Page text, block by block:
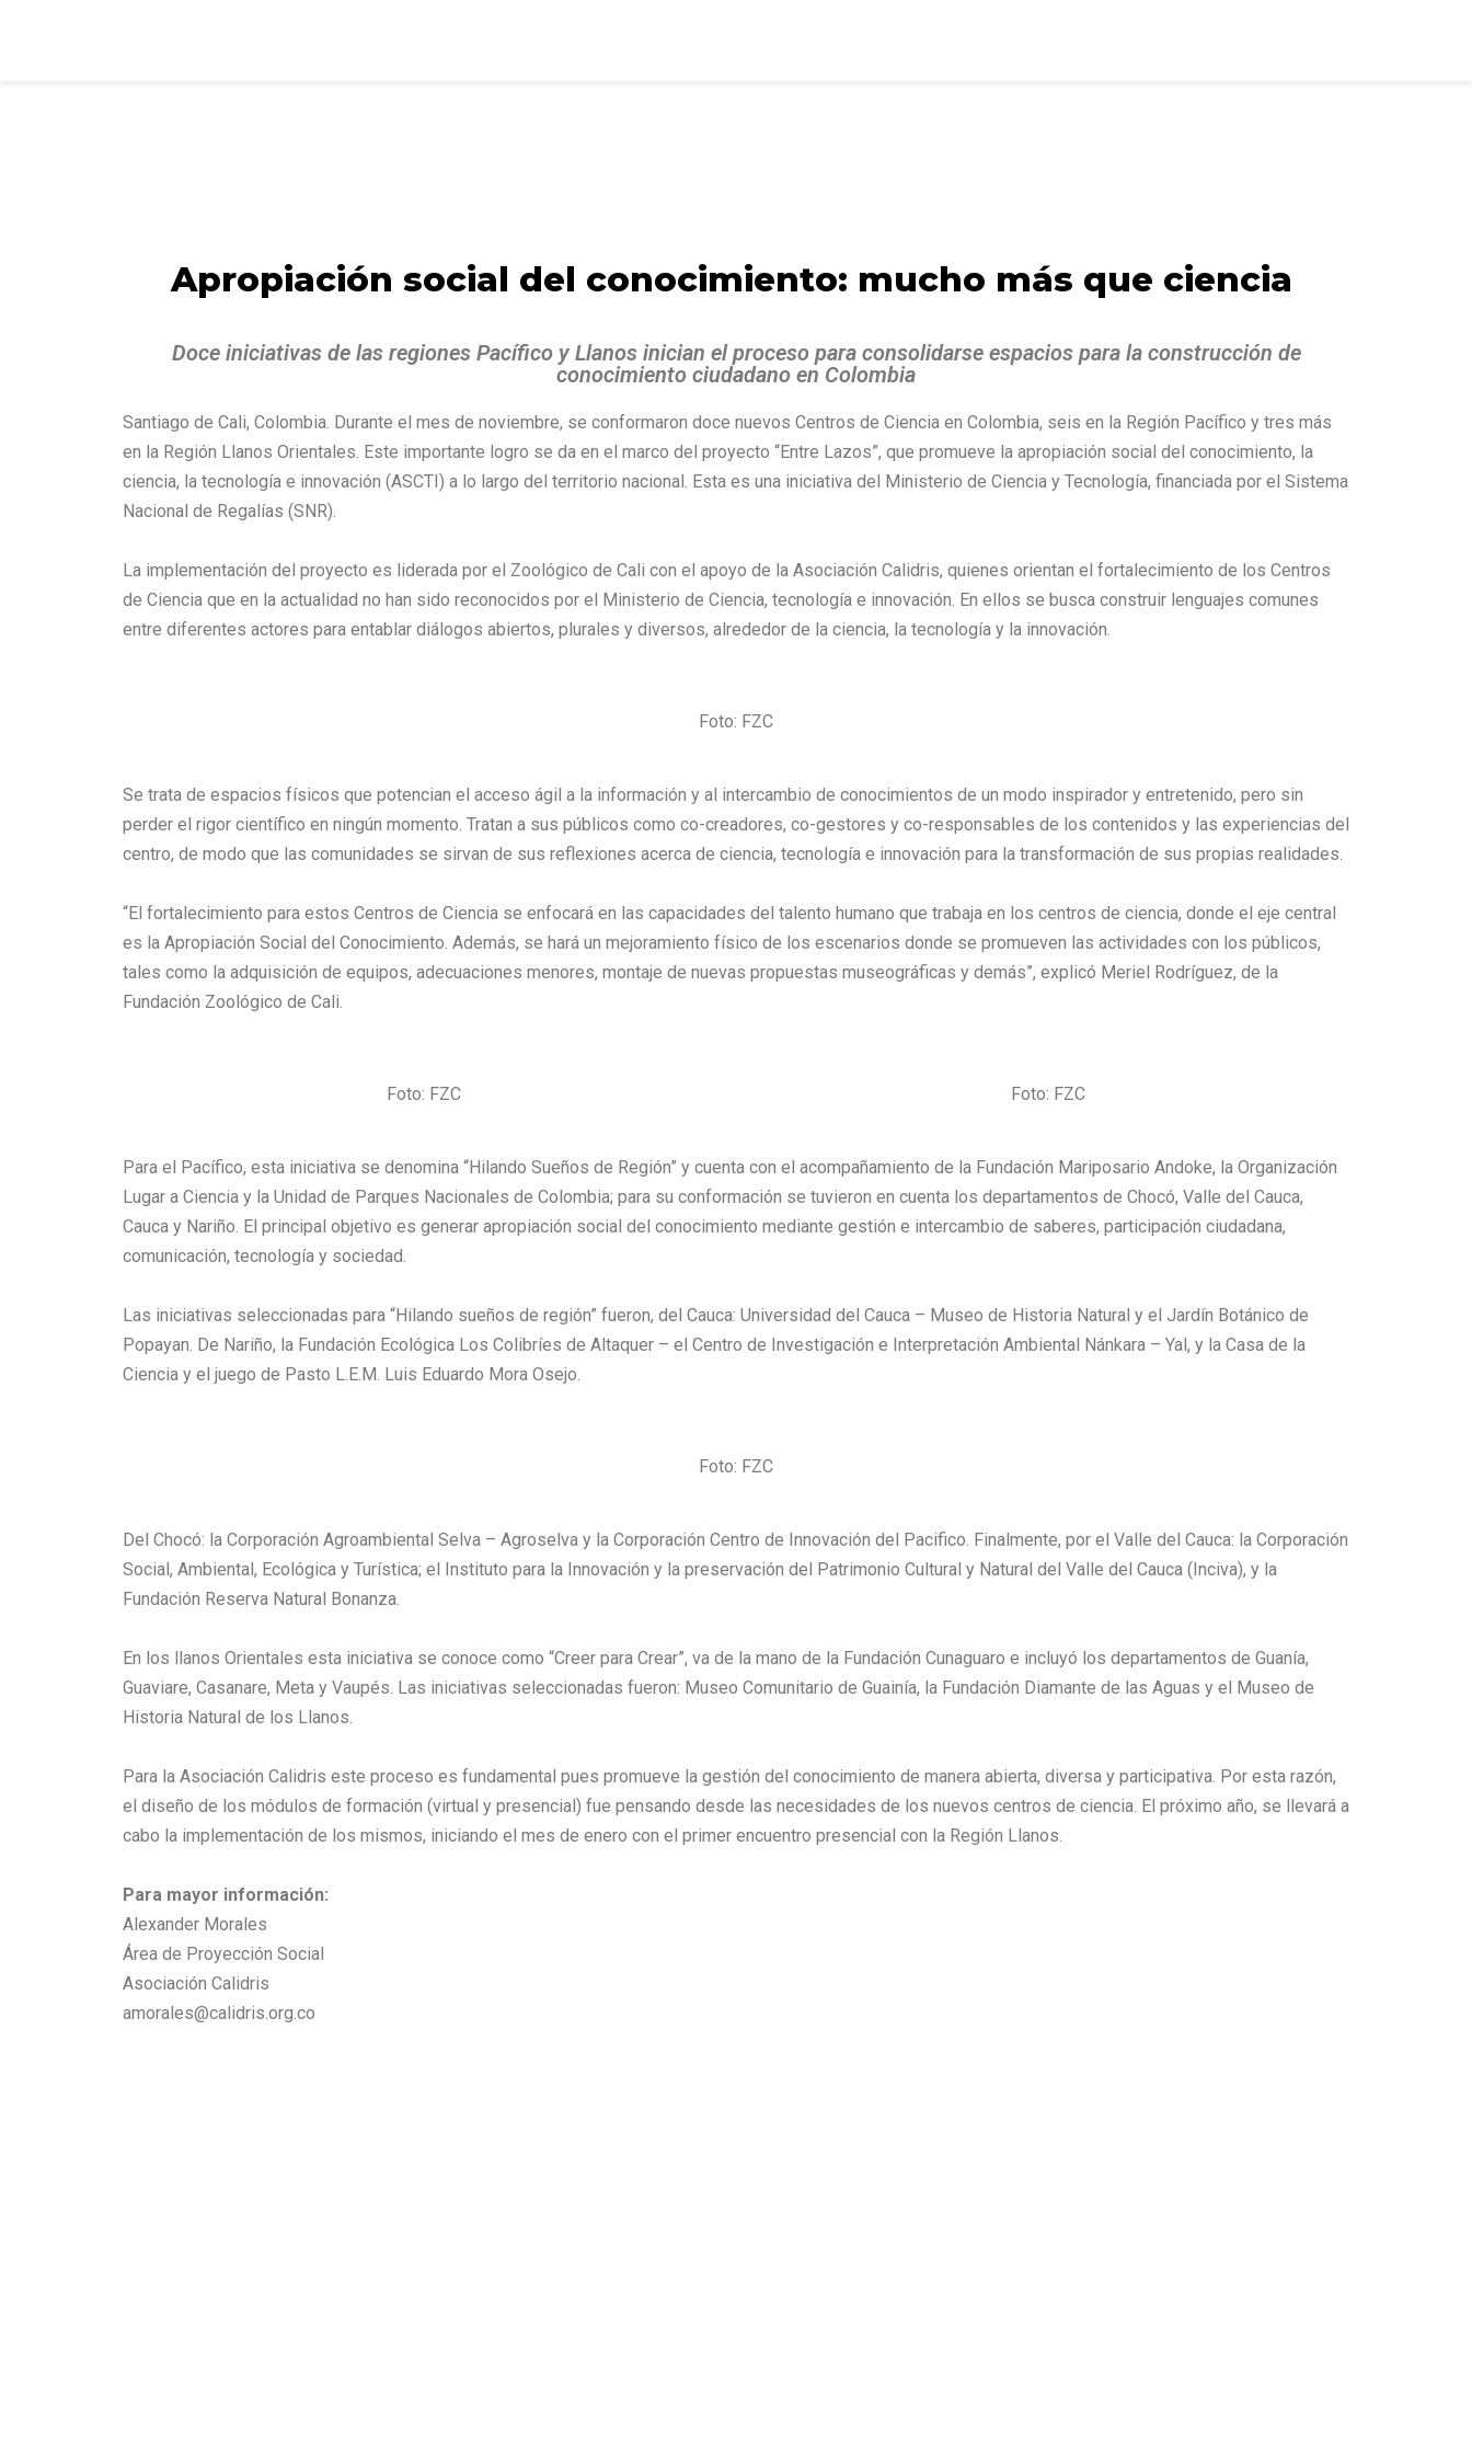
Apropiación social del conocimiento: mucho más que ciencia
Doce iniciativas de las regiones Pacífico y Llanos inician el proceso para consolidarse espacios para la construcción de
conocimiento ciudadano en Colombia
Santiago de Cali, Colombia. Durante el mes de noviembre, se conformaron doce nuevos Centros de Ciencia en Colombia, seis en la Región Pacífico y tres más
en la Región Llanos Orientales. Este importante logro se da en el marco del proyecto “Entre Lazos”, que promueve la apropiación social del conocimiento, la
ciencia, la tecnología e innovación (ASCTI) a lo largo del territorio nacional. Esta es una iniciativa del Ministerio de Ciencia y Tecnología, financiada por el Sistema
Nacional de Regalías (SNR).
La implementación del proyecto es liderada por el Zoológico de Cali con el apoyo de la Asociación Calidris, quienes orientan el fortalecimiento de los Centros
de Ciencia que en la actualidad no han sido reconocidos por el Ministerio de Ciencia, tecnología e innovación. En ellos se busca construir lenguajes comunes
entre diferentes actores para entablar diálogos abiertos, plurales y diversos, alrededor de la ciencia, la tecnología y la innovación.
Foto: FZC
Se trata de espacios físicos que potencian el acceso ágil a la información y al intercambio de conocimientos de un modo inspirador y entretenido, pero sin
perder el rigor científico en ningún momento. Tratan a sus públicos como co-creadores, co-gestores y co-responsables de los contenidos y las experiencias del
centro, de modo que las comunidades se sirvan de sus reflexiones acerca de ciencia, tecnología e innovación para la transformación de sus propias realidades.
“El fortalecimiento para estos Centros de Ciencia se enfocará en las capacidades del talento humano que trabaja en los centros de ciencia, donde el eje central
es la Apropiación Social del Conocimiento. Además, se hará un mejoramiento físico de los escenarios donde se promueven las actividades con los públicos,
tales como la adquisición de equipos, adecuaciones menores, montaje de nuevas propuestas museográficas y demás”, explicó Meriel Rodríguez, de la
Fundación Zoológico de Cali.
Foto: FZC Foto: FZC
Para el Pacífico, esta iniciativa se denomina “Hilando Sueños de Región” y cuenta con el acompañamiento de la Fundación Mariposario Andoke, la Organización
Lugar a Ciencia y la Unidad de Parques Nacionales de Colombia; para su conformación se tuvieron en cuenta los departamentos de Chocó, Valle del Cauca,
Cauca y Nariño. El principal objetivo es generar apropiación social del conocimiento mediante gestión e intercambio de saberes, participación ciudadana,
comunicación, tecnología y sociedad.
Las iniciativas seleccionadas para “Hilando sueños de región” fueron, del Cauca: Universidad del Cauca – Museo de Historia Natural y el Jardín Botánico de
Popayan. De Nariño, la Fundación Ecológica Los Colibríes de Altaquer – el Centro de Investigación e Interpretación Ambiental Nánkara – Yal, y la Casa de la
Ciencia y el juego de Pasto L.E.M. Luis Eduardo Mora Osejo.
Foto: FZC
Del Chocó: la Corporación Agroambiental Selva – Agroselva y la Corporación Centro de Innovación del Pacifico. Finalmente, por el Valle del Cauca: la Corporación
Social, Ambiental, Ecológica y Turística; el Instituto para la Innovación y la preservación del Patrimonio Cultural y Natural del Valle del Cauca (Inciva), y la
Fundación Reserva Natural Bonanza.
En los llanos Orientales esta iniciativa se conoce como “Creer para Crear”, va de la mano de la Fundación Cunaguaro e incluyó los departamentos de Guanía,
Guaviare, Casanare, Meta y Vaupés. Las iniciativas seleccionadas fueron: Museo Comunitario de Guainía, la Fundación Diamante de las Aguas y el Museo de
Historia Natural de los Llanos.
Para la Asociación Calidris este proceso es fundamental pues promueve la gestión del conocimiento de manera abierta, diversa y participativa. Por esta razón,
el diseño de los módulos de formación (virtual y presencial) fue pensando desde las necesidades de los nuevos centros de ciencia. El próximo año, se llevará a
cabo la implementación de los mismos, iniciando el mes de enero con el primer encuentro presencial con la Región Llanos.
Para mayor información:
Alexander Morales
Área de Proyección Social
Asociación Calidris
amorales@calidris.org.co